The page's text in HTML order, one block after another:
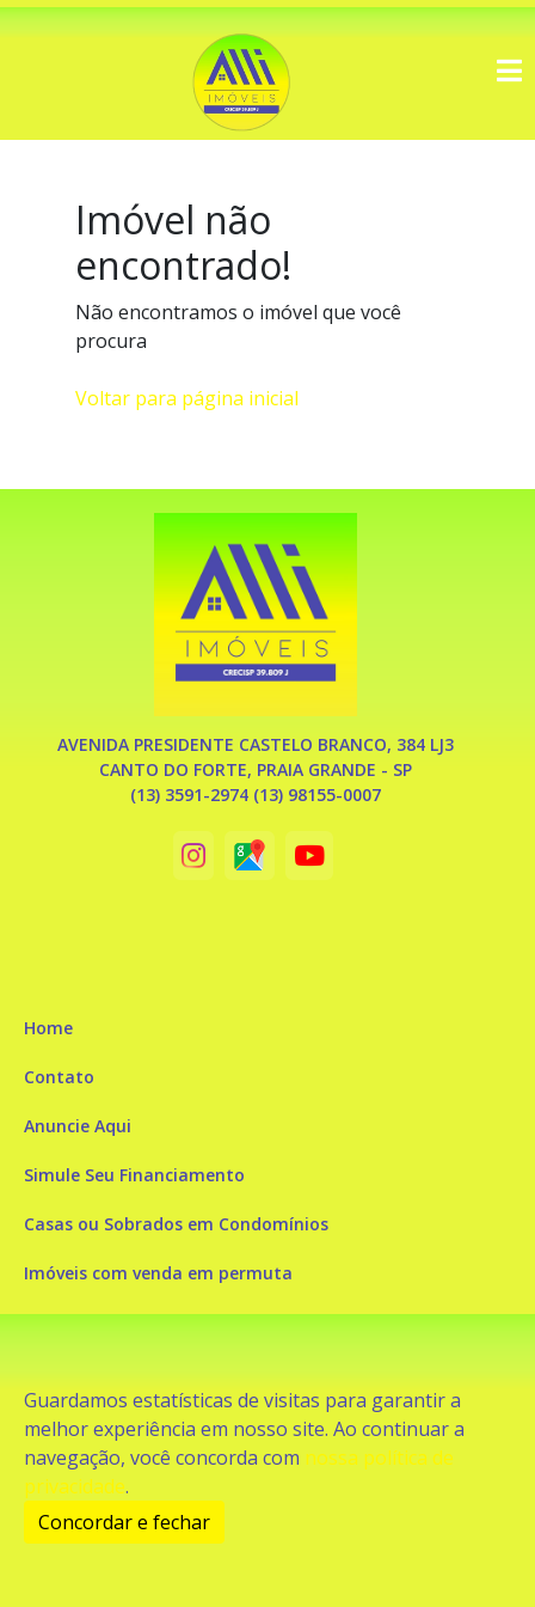
Imóvel não
encontrado!
Não encontramos o imóvel que você
procura
Voltar para página inicial
Guardamos estatísticas de visitas para garantir a
melhor experiência em nosso site. Ao continuar a
navegação, você concorda com nossa política de
privacidade.
Concordar e fechar
AVENIDA PRESIDENTE CASTELO BRANCO, 384 LJ3
CANTO DO FORTE, PRAIA GRANDE - SP
(13) 3591-2974 (13) 98155-0007
Home
Contato
Anuncie Aqui
Simule Seu Financiamento
Casas ou Sobrados em Condomínios
Imóveis com venda em permuta
Imóveis com Vista para o Mar
Casa com piscina
Apartamento com piscina
Condomínio fechado